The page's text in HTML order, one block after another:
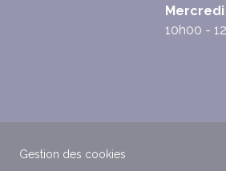
10h00 -
Gestion des cookies